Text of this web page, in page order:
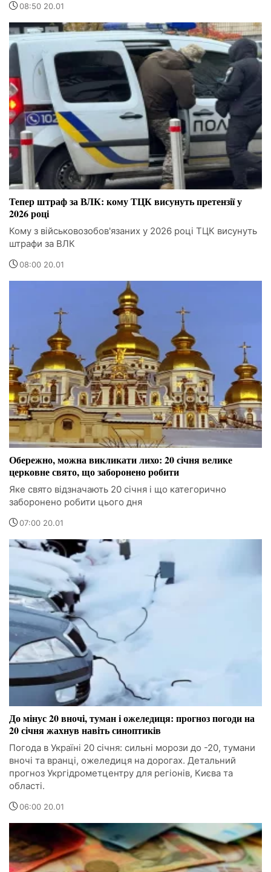
08:50 20.01
Тепер штраф за ВЛК: кому ТЦК висунуть претензії у
2026 році
Кому з військовозобов'язаних у 2026 році ТЦК висунуть
штрафи за ВЛК
08:00 20.01
Обережно, можна викликати лихо: 20 січня велике
церковне свято, що заборонено робити
Яке свято відзначають 20 січня і що категорично
заборонено робити цього дня
07:00 20.01
До мінус 20 вночі, туман і ожеледиця: прогноз погоди на
20 січня жахнув навіть синоптиків
Погода в Україні 20 січня: сильні морози до -20, тумани
вночі та вранці, ожеледиця на дорогах. Детальний
прогноз Укргідрометцентру для регіонів, Києва та
області.
06:00 20.01